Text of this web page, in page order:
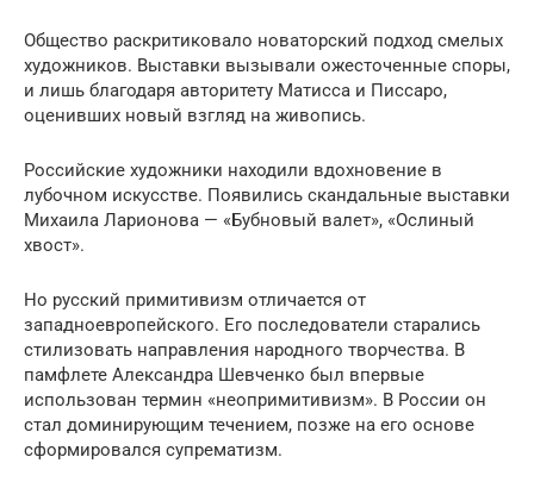
Общество раскритиковало новаторский подход смелых
художников. Выставки вызывали ожесточенные споры,
и лишь благодаря авторитету Матисса и Писсаро,
оценивших новый взгляд на живопись.
Российские художники находили вдохновение в
лубочном искусстве. Появились скандальные выставки
Михаила Ларионова — «Бубновый валет», «Ослиный
хвост».
Но русский примитивизм отличается от
западноевропейского. Его последователи старались
стилизовать направления народного творчества. В
памфлете Александра Шевченко был впервые
использован термин «неопримитивизм». В России он
стал доминирующим течением, позже на его основе
сформировался супрематизм.